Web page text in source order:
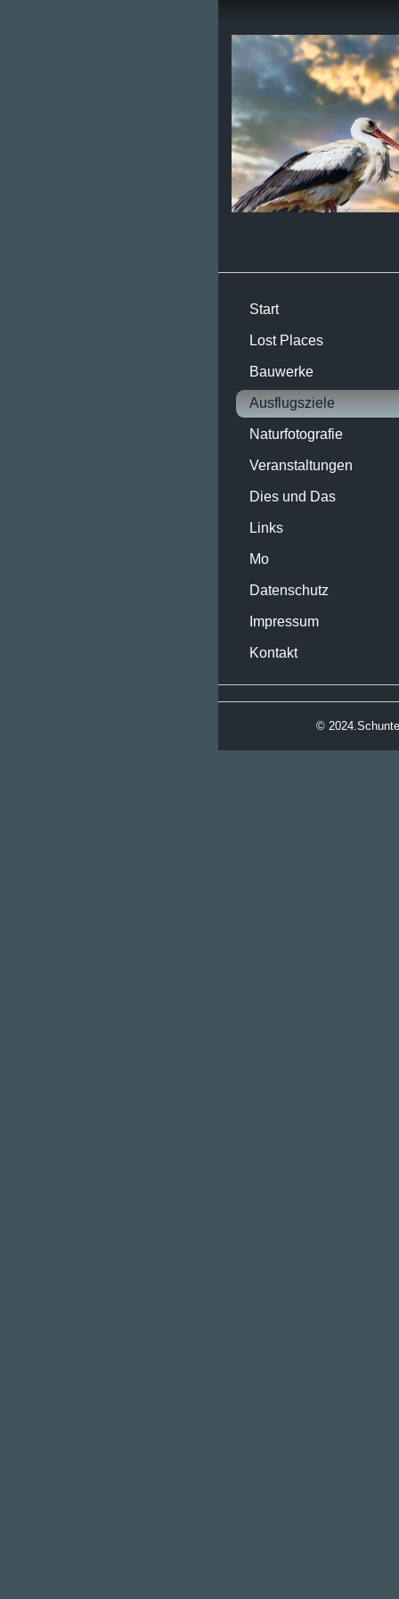
Start
Lost Places
Bauwerke
Ausflugsziele
Naturfotografie
Veranstaltungen
Dies und Das
Links
Mo
Datenschutz
Impressum
Kontakt
© 2024.